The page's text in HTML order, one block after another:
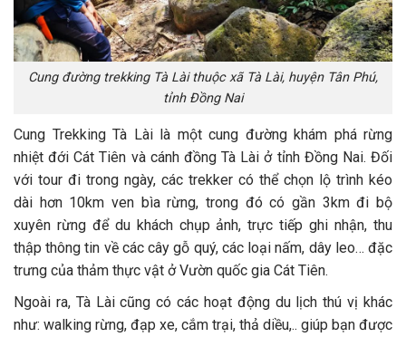
Cung đường trekking Tà Lài thuộc xã Tà Lài, huyện Tân Phú,
tỉnh Đồng Nai
Cung Trekking Tà Lài là một cung đường khám phá rừng
nhiệt đới Cát Tiên và cánh đồng Tà Lài ở tỉnh Đồng Nai. Đối
với tour đi trong ngày, các trekker có thể chọn lộ trình kéo
dài hơn 10km ven bìa rừng, trong đó có gần 3km đi bộ
xuyên rừng để du khách chụp ảnh, trực tiếp ghi nhận, thu
thập thông tin về các cây gỗ quý, các loại nấm, dây leo… đặc
trưng của thảm thực vật ở Vườn quốc gia Cát Tiên.
Ngoài ra, Tà Lài cũng có các hoạt động du lịch thú vị khác
như: walking rừng, đạp xe, cắm trại, thả diều,.. giúp bạn được